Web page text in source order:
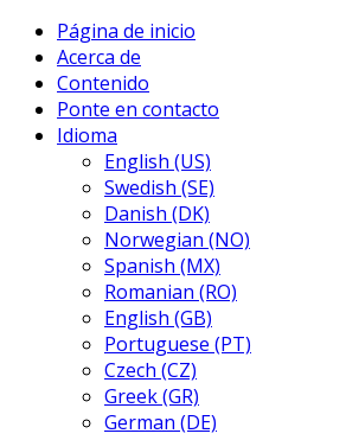
Página de inicio
Acerca de
Contenido
Ponte en contacto
Idioma
English (US)
Swedish (SE)
Danish (DK)
Norwegian (NO)
Spanish (MX)
Romanian (RO)
English (GB)
Portuguese (PT)
Czech (CZ)
Greek (GR)
German (DE)